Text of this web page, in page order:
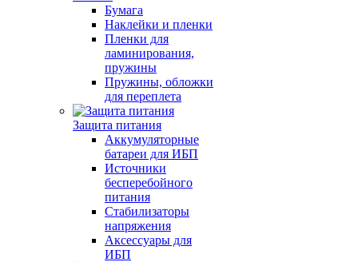
Бумага
Наклейки и пленки
Пленки для
ламинирования,
пружины
Пружины, обложки
для переплета
Защита питания
Аккумуляторные
батареи для ИБП
Источники
бесперебойного
питания
Стабилизаторы
напряжения
Аксессуары для
ИБП